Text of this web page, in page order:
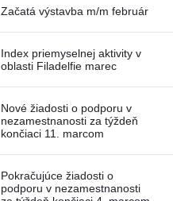
Začatá výstavba m/m február
Index priemyselnej aktivity v
oblasti Filadelfie marec
Nové žiadosti o podporu v
nezamestnanosti za týždeň
končiaci 11. marcom
Pokračujúce žiadosti o
podporu v nezamestnanosti